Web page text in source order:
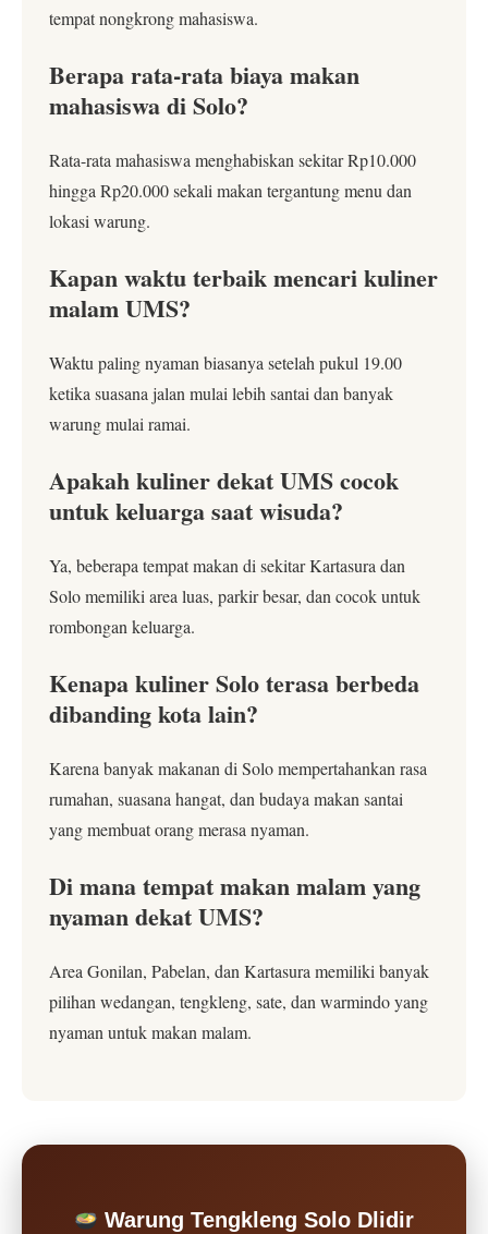
tempat nongkrong mahasiswa.
Berapa rata-rata biaya makan
mahasiswa di Solo?
Rata-rata mahasiswa menghabiskan sekitar Rp10.000
hingga Rp20.000 sekali makan tergantung menu dan
lokasi warung.
Kapan waktu terbaik mencari kuliner
malam UMS?
Waktu paling nyaman biasanya setelah pukul 19.00
ketika suasana jalan mulai lebih santai dan banyak
warung mulai ramai.
Apakah kuliner dekat UMS cocok
untuk keluarga saat wisuda?
Ya, beberapa tempat makan di sekitar Kartasura dan
Solo memiliki area luas, parkir besar, dan cocok untuk
rombongan keluarga.
Kenapa kuliner Solo terasa berbeda
dibanding kota lain?
Karena banyak makanan di Solo mempertahankan rasa
rumahan, suasana hangat, dan budaya makan santai
yang membuat orang merasa nyaman.
Di mana tempat makan malam yang
nyaman dekat UMS?
Area Gonilan, Pabelan, dan Kartasura memiliki banyak
pilihan wedangan, tengkleng, sate, dan warmindo yang
nyaman untuk makan malam.
Warung Tengkleng Solo Dlidir